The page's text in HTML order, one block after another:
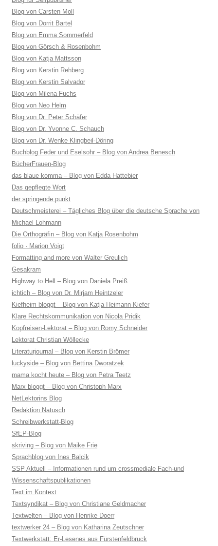
Blog von Carsten Moll
Blog von Dorrit Bartel
Blog von Emma Sommerfeld
Blog von Görsch & Rosenbohm
Blog von Katja Mattsson
Blog von Kerstin Rehberg
Blog von Kerstin Salvador
Blog von Milena Fuchs
Blog von Neo Helm
Blog von Dr. Peter Schäfer
Blog von Dr. Yvonne C. Schauch
Blog von Dr. Wenke Klingbeil-Döring
Buchblog Feder und Eselsohr – Blog von Andrea Benesch
BücherFrauen-Blog
das blaue komma – Blog von Edda Hattebier
Das gepflegte Wort
der springende punkt
Deutschmeisterei – Tägliches Blog über die deutsche Sprache von
Michael Lohmann
Die Orthogräfin – Blog von Katja Rosenbohm
folio · Marion Voigt
Formatting and more von Walter Greulich
Gesakram
Highway to Hell – Blog von Daniela Preiß
ichtich – Blog von Dr. Mirjam Heintzeler
Kiefheim bloggt – Blog von Katja Heimann-Kiefer
Klare Rechtskommunikation von Nicola Pridik
Kopfreisen-Lektorat – Blog von Romy Schneider
Lektorat Christian Wöllecke
Literaturjournal – Blog von Kerstin Brömer
luckyside – Blog von Bettina Dworatzek
mama kocht heute – Blog von Petra Teetz
Marx bloggt – Blog von Christoph Marx
NetLektorins Blog
Redaktion Natusch
Schreibwerkstatt-Blog
SfEP-Blog
skriving – Blog von Maike Frie
Sprachblog von Ines Balcik
SSP Aktuell – Informationen rund um crossmediale Fach-und
Wissenschaftspublikationen
Text im Kontext
Textsyndikat – Blog von Christiane Geldmacher
Textwelten – Blog von Henrike Doerr
textwerker 24 – Blog von Katharina Zeutschner
Textwerkstatt: Er-Lesenes aus Fürstenfeldbruck